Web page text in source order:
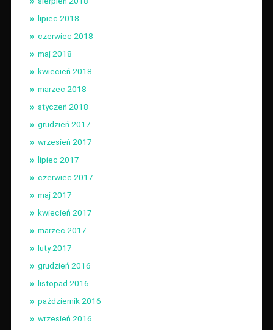
lipiec 2018
czerwiec 2018
maj 2018
kwiecień 2018
marzec 2018
styczeń 2018
grudzień 2017
wrzesień 2017
lipiec 2017
czerwiec 2017
maj 2017
kwiecień 2017
marzec 2017
luty 2017
grudzień 2016
listopad 2016
październik 2016
wrzesień 2016